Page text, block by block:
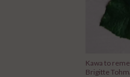
Kawa to
Brigitte